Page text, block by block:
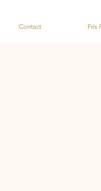
Contact Fris